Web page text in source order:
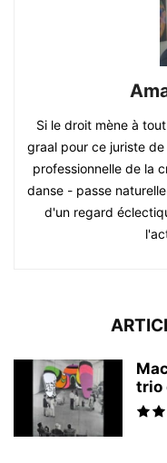
Si le droit mène à
graal pour ce juriste
professionnelle de la
danse - passe
d'un regard
trio